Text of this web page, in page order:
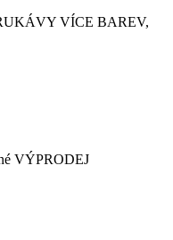
VÍCE BAREV,
VÝPRODEJ